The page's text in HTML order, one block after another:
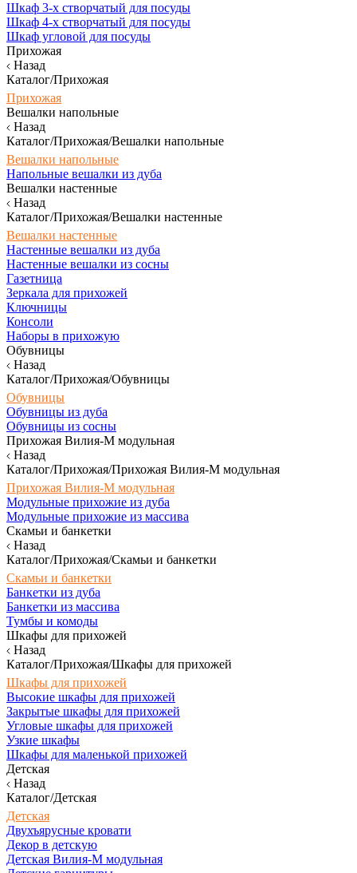
Шкаф 3-х створчатый для посуды
Шкаф 4-х створчатый для посуды
Шкаф угловой для посуды
Прихожая
Назад
Каталог/Прихожая
Прихожая
Вешалки напольные
Назад
Каталог/Прихожая/Вешалки напольные
Вешалки напольные
Напольные вешалки из дуба
Вешалки настенные
Назад
Каталог/Прихожая/Вешалки настенные
Вешалки настенные
Настенные вешалки из дуба
Настенные вешалки из сосны
Газетница
Зеркала для прихожей
Ключницы
Консоли
Наборы в прихожую
Обувницы
Назад
Каталог/Прихожая/Обувницы
Обувницы
Обувницы из дуба
Обувницы из сосны
Прихожая Вилия-М модульная
Назад
Каталог/Прихожая/Прихожая Вилия-М модульная
Прихожая Вилия-М модульная
Модульные прихожие из дуба
Модульные прихожие из массива
Скамьи и банкетки
Назад
Каталог/Прихожая/Скамьи и банкетки
Скамьи и банкетки
Банкетки из дуба
Банкетки из массива
Тумбы и комоды
Шкафы для прихожей
Назад
Каталог/Прихожая/Шкафы для прихожей
Шкафы для прихожей
Высокие шкафы для прихожей
Закрытые шкафы для прихожей
Угловые шкафы для прихожей
Узкие шкафы
Шкафы для маленькой прихожей
Детская
Назад
Каталог/Детская
Детская
Двухъярусные кровати
Декор в детскую
Детская Вилия-М модульная